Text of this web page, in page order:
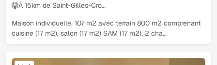
À 15km de Saint-Gilles-Cro…
Maison individuelle, 107 m2 avec terrain 800 m2 comprenant
cuisine (17 m2), salon (17 m2) SAM (17 m2), 2 cha…